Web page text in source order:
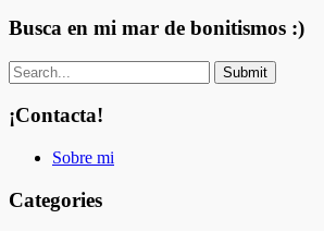
Busca en mi mar de bonitismos :)
¡Contacta!
Sobre mi
Categories